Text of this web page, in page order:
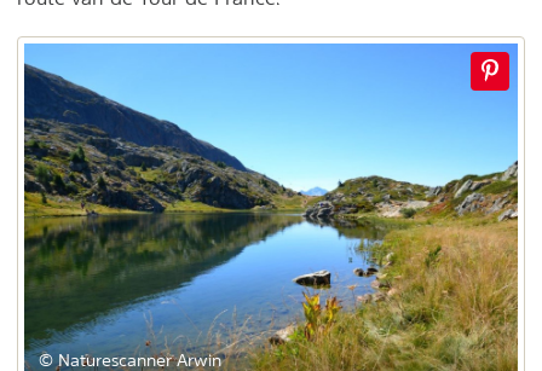
© Naturescanner Arwin